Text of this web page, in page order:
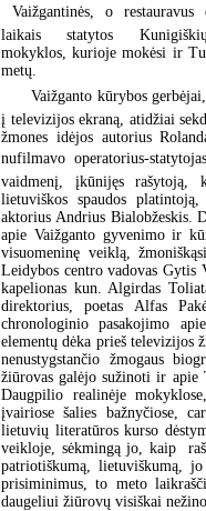
 Vaižgantinės, o
laikais statytos
mokyklos, kurioje mokėsi ir
metų.
Vaižganto kūrybos
į televizijos ekraną, atidžiai
žmones idėjos autorius
nufilmavo operatorius-
vaidmenį, įkūnijęs rašytoją,
lietuviškos spaudos
aktorius Andrius Bialobžeskis.
apie Vaižganto gyvenimo ir
visuomeninę veiklą,
Leidybos centro vadovas Gytis
kapelionas kun. Algirdas
direktorius, poetas Alfas
chronologinio pasakojimo
elementų dėka prieš televizijos
nenustygstančio žmogaus
žiūrovas galėjo sužinoti ir apie
Daugpilio realinėje
įvairiose šalies bažnyčiose,
lietuvių literatūros kurso
veikloje, sėkmingą jo, kaip
patriotiškumą, lietuviškumą,
prisiminimus, to meto
daugeliui žiūrovų visiškai